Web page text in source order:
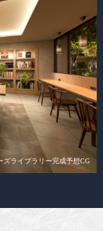
ズライブラリー完成予想CG